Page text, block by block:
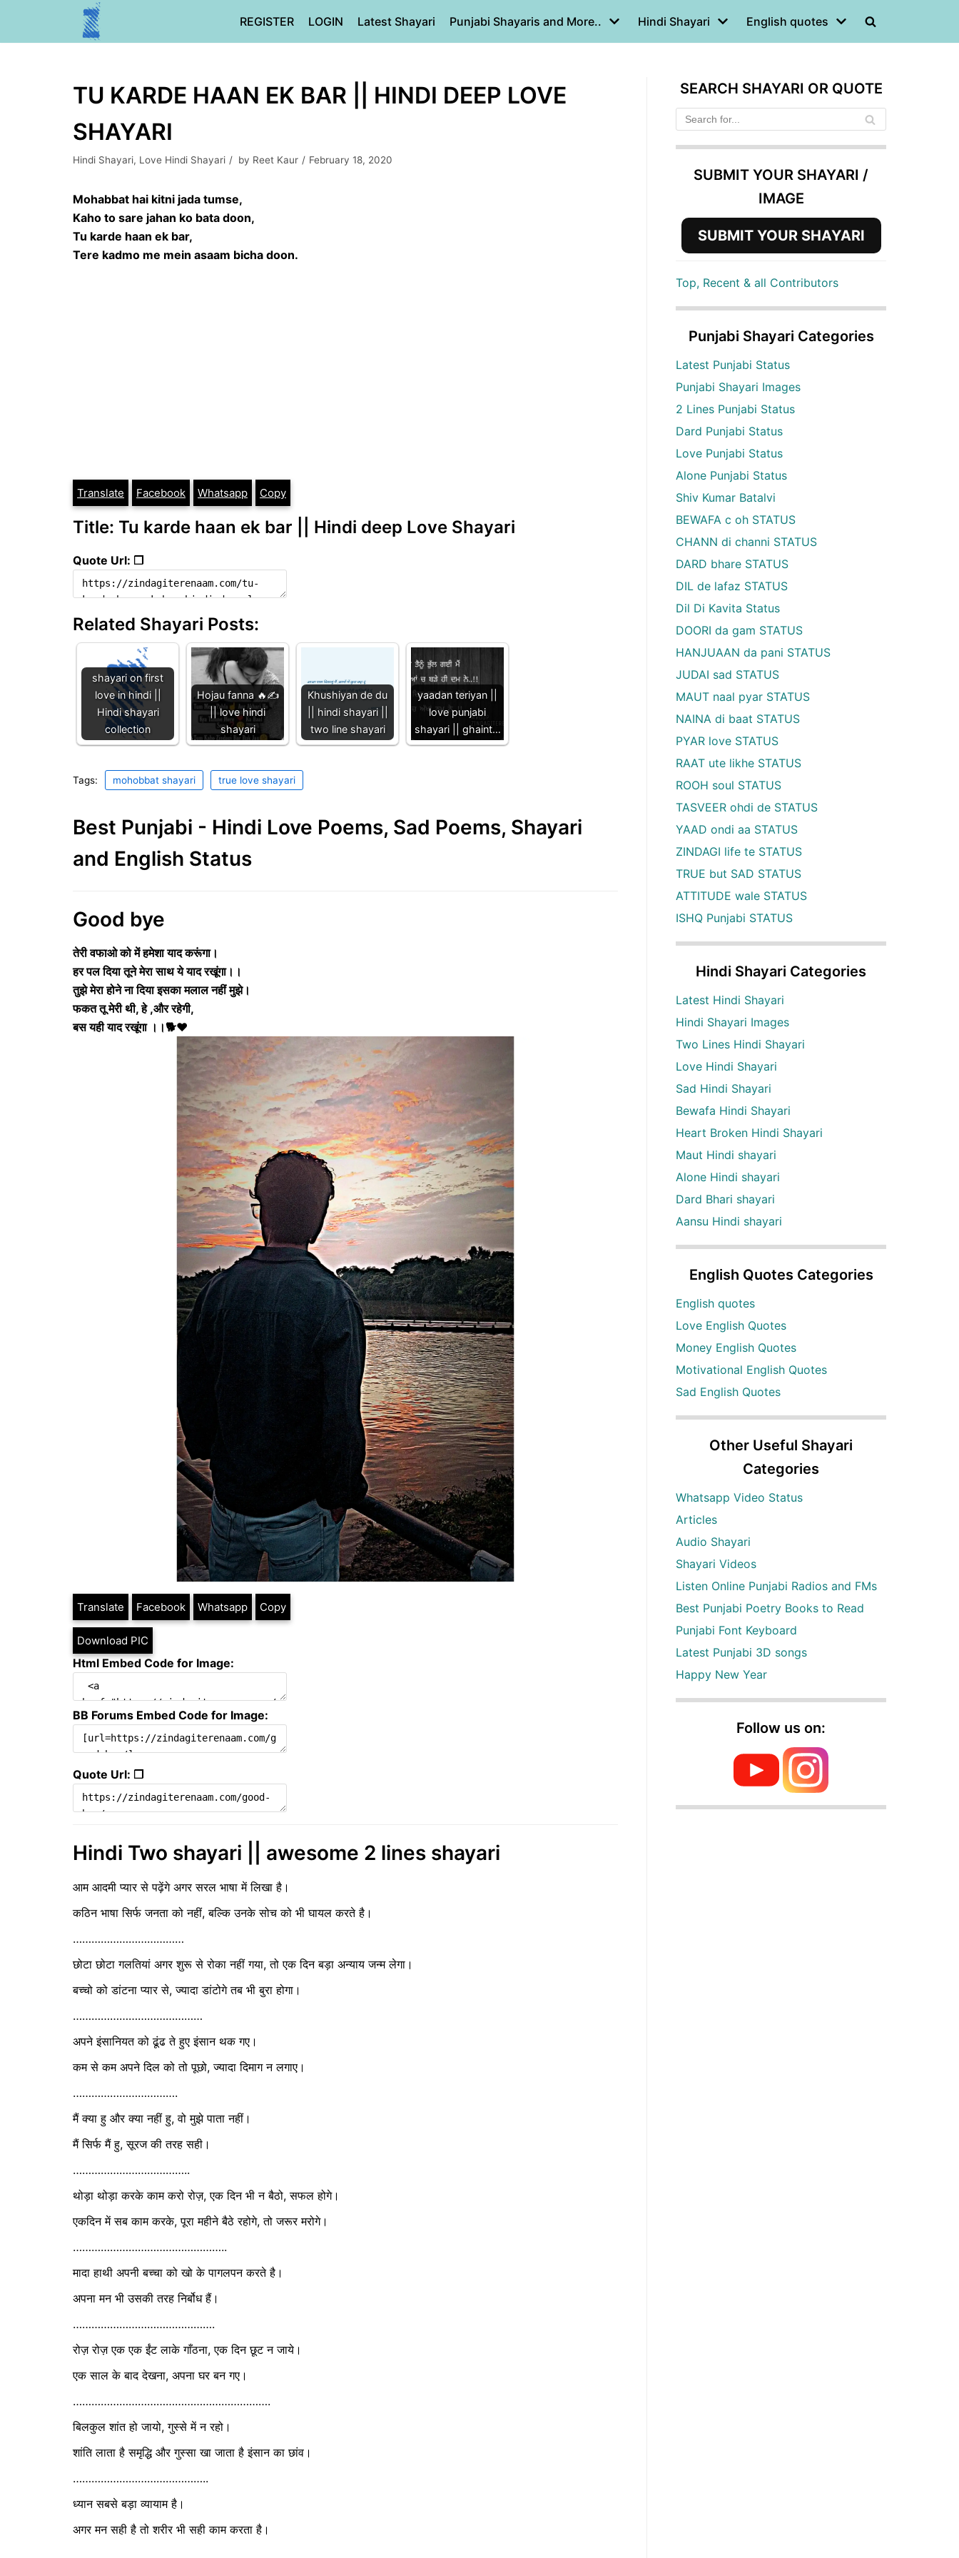
REGISTER LOGIN Latest Shayari Punjabi Shayaris and More.. Hindi Shayari English quotes
TU KARDE HAAN EK BAR || HINDI DEEP LOVE
SHAYARI
Hindi Shayari, Love Hindi Shayari by Reet Kaur February 18, 2020
Mohabbat hai kitni jada tumse,
Kaho to sare jahan ko bata doon,
Tu karde haan ek bar,
Tere kadmo me mein asaam bicha doon.
Translate Facebook Whatsapp Copy
Title: Tu karde haan ek bar || Hindi deep Love Shayari
Quote Url: ❐
Related Shayari Posts:
shayari on first
love in hindi ||
Hindi shayari
collection
Hojau fanna 🔥✍️
|| love hindi
shayari
Khushiyan de du
|| hindi shayari ||
two line shayari
yaadan teriyan ||
love punjabi
shayari || ghaint…
Tags: mohobbat shayari true love shayari
Best Punjabi - Hindi Love Poems, Sad Poems, Shayari
and English Status
Good bye
तेरी वफाओ को में हमेशा याद करूंगा।
हर पल दिया तूने मेरा साथ ये याद रखूंगा।।
तुझे मेरा होने ना दिया इसका मलाल नहीं मुझे।
फकत तू मेरी थी, हे ,और रहेगी,
बस यही याद रखूंगा ।।🐕❤️
Translate Facebook Whatsapp Copy
Download PIC
Html Embed Code for Image:
BB Forums Embed Code for Image:
Quote Url: ❐
Hindi Two shayari || awesome 2 lines shayari
आम आदमी प्यार से पढ़ेंगे अगर सरल भाषा में लिखा है।
कठिन भाषा सिर्फ जनता को नहीं, बल्कि उनके सोच को भी घायल करते है।
………………………………
छोटा छोटा गलतियां अगर शुरू से रोका नहीं गया, तो एक दिन बड़ा अन्याय जन्म लेगा।
बच्चो को डांटना प्यार से, ज्यादा डांटोगे तब भी बुरा होगा।
……………………………………
अपने इंसानियत को ढूंढ ते हुए इंसान थक गए।
कम से कम अपने दिल को तो पूछो, ज्यादा दिमाग न लगाए।
…………………………….
मैं क्या हु और क्या नहीं हु, वो मुझे पाता नहीं।
मैं सिर्फ मैं हु, सूरज की तरह सही।
………………………………..
थोड़ा थोड़ा करके काम करो रोज़, एक दिन भी न बैठो, सफल होगे।
एकदिन में सब काम करके, पूरा महीने बैठे रहोगे, तो जरूर मरोगे।
…………………………………………..
मादा हाथी अपनी बच्चा को खो के पागलपन करते है।
अपना मन भी उसकी तरह निर्बोध हैं।
……………………………………….
रोज़ रोज़ एक एक ईंट लाके गाँठना, एक दिन छूट न जाये।
एक साल के बाद देखना, अपना घर बन गए।
……………………………………………………….
बिलकुल शांत हो जायो, गुस्से में न रहो।
शांति लाता है समृद्धि और गुस्सा खा जाता है इंसान का छांव।
……………………………………..
ध्यान सबसे बड़ा व्यायाम है।
अगर मन सही है तो शरीर भी सही काम करता है।
SEARCH SHAYARI OR QUOTE
SUBMIT YOUR SHAYARI /
IMAGE
SUBMIT YOUR SHAYARI
Top, Recent & all Contributors
Punjabi Shayari Categories
Latest Punjabi Status
Punjabi Shayari Images
2 Lines Punjabi Status
Dard Punjabi Status
Love Punjabi Status
Alone Punjabi Status
Shiv Kumar Batalvi
BEWAFA c oh STATUS
CHANN di channi STATUS
DARD bhare STATUS
DIL de lafaz STATUS
Dil Di Kavita Status
DOORI da gam STATUS
HANJUAAN da pani STATUS
JUDAI sad STATUS
MAUT naal pyar STATUS
NAINA di baat STATUS
PYAR love STATUS
RAAT ute likhe STATUS
ROOH soul STATUS
TASVEER ohdi de STATUS
YAAD ondi aa STATUS
ZINDAGI life te STATUS
TRUE but SAD STATUS
ATTITUDE wale STATUS
ISHQ Punjabi STATUS
Hindi Shayari Categories
Latest Hindi Shayari
Hindi Shayari Images
Two Lines Hindi Shayari
Love Hindi Shayari
Sad Hindi Shayari
Bewafa Hindi Shayari
Heart Broken Hindi Shayari
Maut Hindi shayari
Alone Hindi shayari
Dard Bhari shayari
Aansu Hindi shayari
English Quotes Categories
English quotes
Love English Quotes
Money English Quotes
Motivational English Quotes
Sad English Quotes
Other Useful Shayari
Categories
Whatsapp Video Status
Articles
Audio Shayari
Shayari Videos
Listen Online Punjabi Radios and FMs
Best Punjabi Poetry Books to Read
Punjabi Font Keyboard
Latest Punjabi 3D songs
Happy New Year
Follow us on: